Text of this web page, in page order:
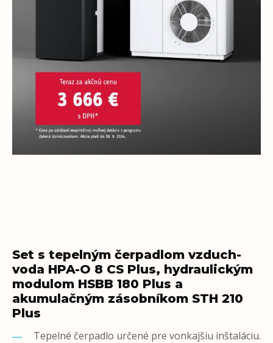
Set s tepelným čerpadlom vzduch-
voda HPA-O 8 CS Plus, hydraulickým
modulom HSBB 180 Plus a
akumulačným zásobníkom STH 210
Plus
Tepelné čerpadlo určené pre vonkajšiu inštaláciu.